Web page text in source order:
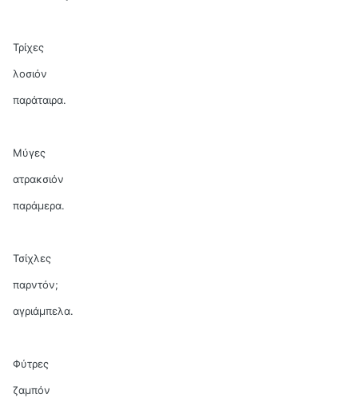
Τρίχες
λοσιόν
παράταιρα.
Μύγες
ατρακσιόν
παράμερα.
Τσίχλες
παρντόν;
αγριάμπελα.
Φύτρες
ζαμπόν